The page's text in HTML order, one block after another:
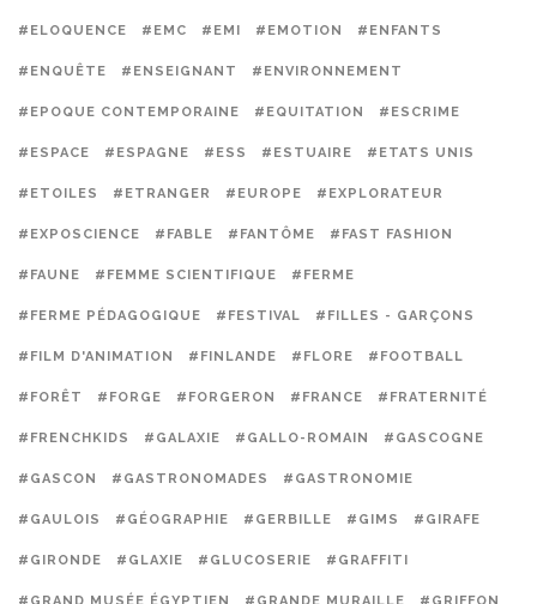
#ELOQUENCE #EMC #EMI #EMOTION #ENFANTS
#ENQUÊTE #ENSEIGNANT #ENVIRONNEMENT
#EPOQUE CONTEMPORAINE #EQUITATION #ESCRIME
#ESPACE #ESPAGNE #ESS #ESTUAIRE #ETATS UNIS
#ETOILES #ETRANGER #EUROPE #EXPLORATEUR
#EXPOSCIENCE #FABLE #FANTÔME #FAST FASHION
#FAUNE #FEMME SCIENTIFIQUE #FERME
#FERME PÉDAGOGIQUE #FESTIVAL #FILLES - GARÇONS
#FILM D'ANIMATION #FINLANDE #FLORE #FOOTBALL
#FORÊT #FORGE #FORGERON #FRANCE #FRATERNITÉ
#FRENCHKIDS #GALAXIE #GALLO-ROMAIN #GASCOGNE
#GASCON #GASTRONOMADES #GASTRONOMIE
#GAULOIS #GÉOGRAPHIE #GERBILLE #GIMS #GIRAFE
#GIRONDE #GLAXIE #GLUCOSERIE #GRAFFITI